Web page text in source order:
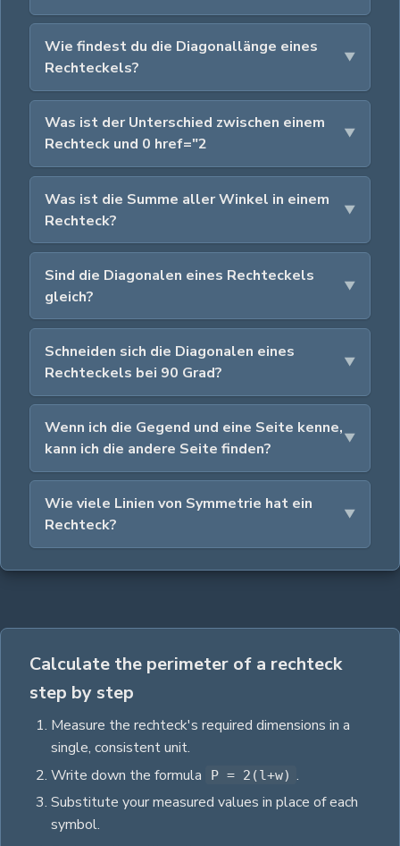
Wie findest du die Diagonallänge eines
Rechteckels?
Was ist der Unterschied zwischen einem
Rechteck und 0 href="2
Was ist die Summe aller Winkel in einem
Rechteck?
Sind die Diagonalen eines Rechteckels
gleich?
Schneiden sich die Diagonalen eines
Rechteckels bei 90 Grad?
Wenn ich die Gegend und eine Seite kenne,
kann ich die andere Seite finden?
Wie viele Linien von Symmetrie hat ein
Rechteck?
Calculate the perimeter of a rechteck
step by step
Measure the rechteck's required dimensions in a
single, consistent unit.
Write down the formula
P = 2(l+w) .
Substitute your measured values in place of each
symbol.